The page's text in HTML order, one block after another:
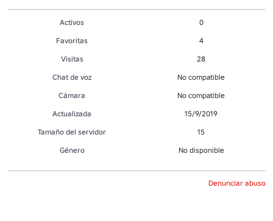
Activos
0
Favoritas
4
Visitas
28
Chat de voz
No compatible
Cámara
No compatible
Actualizada
15/9/2019
Tamaño del servidor
15
Género
No disponible
Denunciar abuso